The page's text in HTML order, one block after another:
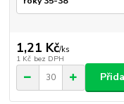
1,21 Kč/ks
1 Kč bez DPH